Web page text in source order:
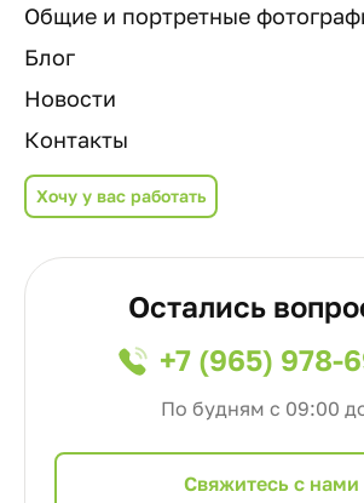
Общие и портретные
Блог
Новости
Контакты
Хочу у вас работать
Остались
+7 (965) 978-
По будням с 09:00
Cвяжитесь с нами